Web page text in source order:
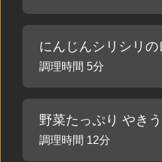
にんじんシリシリ
調理時間 5分
野菜たっぷり やき
調理時間 12分